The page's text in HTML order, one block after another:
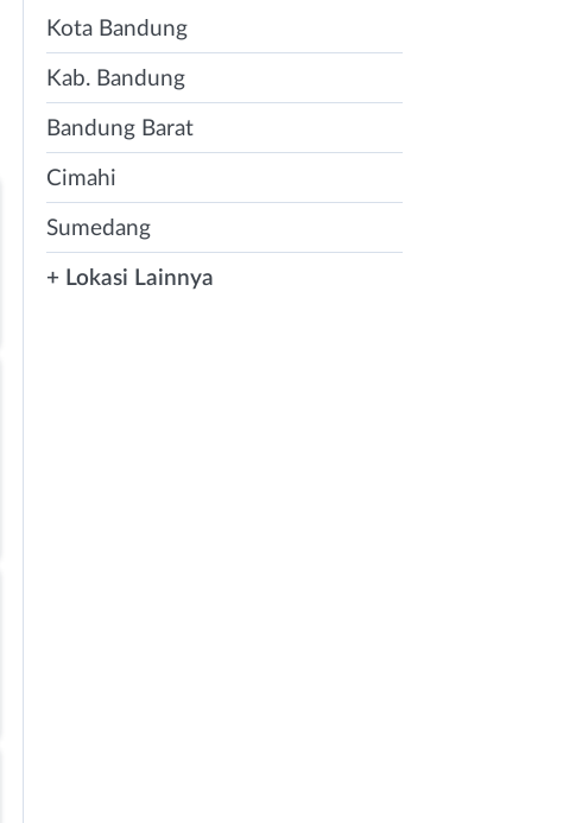
Kota Bandung
Kab. Bandung
Bandung Barat
Cimahi
Sumedang
+ Lokasi Lainnya